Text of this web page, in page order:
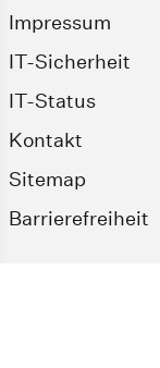
Impressum
IT-Sicherheit
IT-Status
Kontakt
Sitemap
Barrierefreiheit